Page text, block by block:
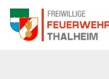
Zum
Inhalt
springen